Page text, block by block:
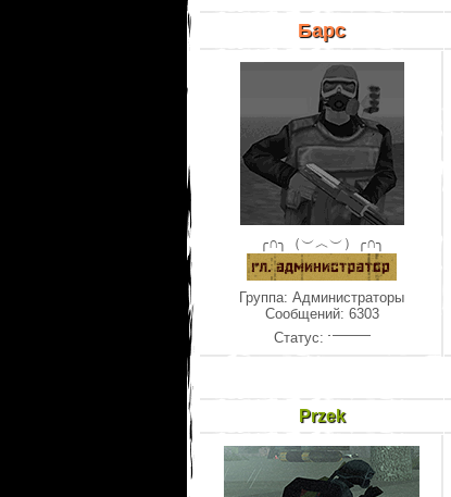
Барс
╭∩╮（︶︿︶）╭∩╮
Группа: Администраторы
Сообщений: 6303
Статус:
Przek